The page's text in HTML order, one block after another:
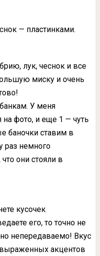
— пластинками.
лук, чеснок и все
миску и очень
У меня
на фото, и еще 1 — чуть
баночки ставим в
раз немного
они стояли в
кусочек
его, то точно не
непередаваемо! Вкус
акцентов